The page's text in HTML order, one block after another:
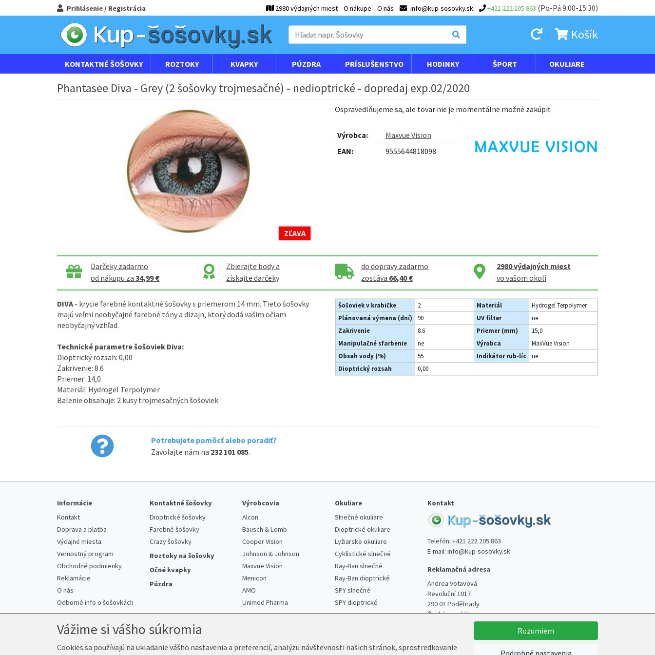
Prihlásenie / Registrácia 2980 výdajných miest O nákupe O nás info@kup-sosovky.sk +421 222 205 863 (Po-Pá 9:00-15:30)
Košík
KONTAKTNÉ ŠOŠOVKY ROZTOKY KVAPKY PÚZDRA PRÍSLUŠENSTVO HODINKY ŠPORT OKULIARE
Phantasee Diva - Grey (2 šošovky trojmesačné) - nedioptrické - dopredaj exp.02/2020
ZĽAVA
Ospravedlňujeme sa, ale tovar nie je momentálne možné zakúpiť.
Výrobca:
Maxvue Vision
EAN:
9555644818098
Darčeky zadarmo
od nákupu za34,99 €
Zbierajte body a
získajte darčeky
do dopravy zadarmo
zostáva 66,40 €
2980výdajných miest
vo vašom okolí
DIVA - krycie farebné kontaktné šošovky s priemerom 14 mm. Tieto šošovky
majú veľmi neobyčajné farebné tóny a dizajn, ktorý dodá vašim očiam
neobyčajný vzhľad.
Technické parametre šošoviek Diva:
Dioptrický rozsah: 0,00
Zakrivenie: 8.6
Priemer: 14,0
Materiál: Hydrogel Terpolymer
Balenie obsahuje: 2 kusy trojmesačných šošoviek
Šošoviek v krabičke 2 Materiál
Hydrogel Terpolymer
Plánovaná výmena (dní)
90 UV filter
ne
Zakrivenie
8.6 Priemer (mm)
15,0
Manipulačné sfarbenie
ne Výrobca
MaxVue Vision
Obsah vody (%)
55 Indikátor rub-líc
ne
Dioptrický rozsah
0,00
Potrebujete pomôcť alebo poradiť?
Zavolajte nám na 232 101 085.
Informácie
Kontakt
Doprava a platba
Výdajné miesta
Vernostný program
Obchodné podmienky
Reklamácie
O nás
Odborné info o šošovkách
Kontaktné šošovky
Dioptrické šošovky
Farebné šošovky
Crazy šošovky
Roztoky na šošovky
Očné kvapky
Púzdra
Výrobcovia
Alcon
Bausch & Lomb
Cooper Vision
Johnson & Johnson
Maxvue Vision
Menicon
AMO
Unimed Pharma
Okuliare
Slnečné okuliare
Dioptrické okuliare
Lyžiarske okuliare
Cyklistické slnečné
Ray-Ban slnečné
Ray-Ban dioptrické
SPY slnečné
SPY dioptrické
Kontakt
Telefón: +421 222 205 863
E-mail: info@kup-sosovky.sk
Reklamačná adresa
Andrea Votavová
Revoluční 1017
290 01 Poděbrady
Česká republika
Vážime si vášho súkromia
Cookies sa používajú na ukladanie vášho nastavenia a preferencií, analýzu návštevnosti našich stránok, sprostredkovanie
Rozumiem
Podrobné nastavenia